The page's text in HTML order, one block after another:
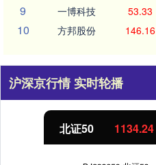
9 一博科技 53.33
10 方邦股份 146.16
沪深京行情 实时轮播
北证50 1134.24